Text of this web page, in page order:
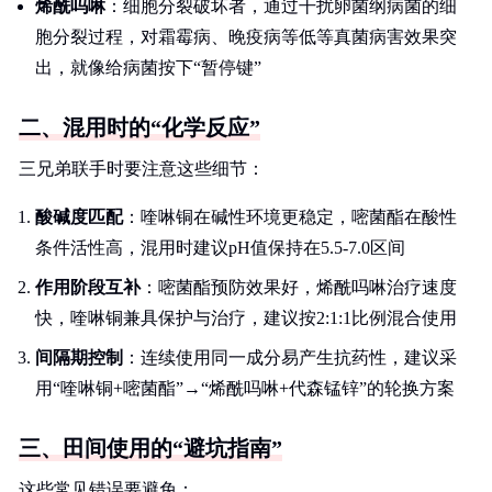
烯酰吗啉 ：细胞分裂破坏者，通过干扰卵菌纲病菌的细
胞分裂过程，对霜霉病、晚疫病等低等真菌病害效果突
出，就像给病菌按下“暂停键”
二、混用时的“化学反应”
三兄弟联手时要注意这些细节：
酸碱度匹配：喹啉铜在碱性环境更稳定，嘧菌酯在酸性
条件活性高，混用时建议pH值保持在5.5-7.0区间
作用阶段互补：嘧菌酯预防效果好，烯酰吗啉治疗速度
快，喹啉铜兼具保护与治疗，建议按2:1:1比例混合使用
间隔期控制 ：连续使用同一成分易产生抗药性，建议采
用“喹啉铜+嘧菌酯”→“烯酰吗啉+代森锰锌”的轮换方案
三、田间使用的“避坑指南”